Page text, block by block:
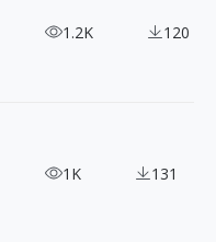
Eng 的 200+ 藝術插畫範例
1.2K 120
，打造質感設計
1K 131